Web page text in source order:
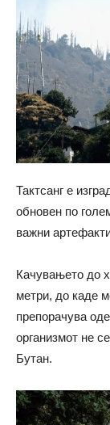
Тактсанг е
обновен по
важни
Качувањето до
метри, до каде
препорачува
организмот не
Бутан.